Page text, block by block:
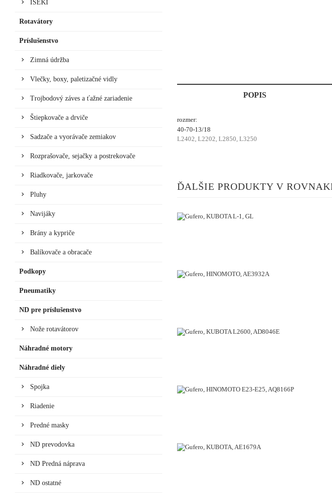
ISEKI
Rotavátory
Príslušenstvo
Zimná údržba
Vlečky, boxy, paletizačné vidly
Trojbodový záves a ťažné zariadenie
Štiepkovače a drviče
Sadzače a vyorávače zemiakov
Rozprašovače, sejačky a postrekovače
Riadkovače, jarkovače
Pluhy
Navijáky
Brány a kypriče
Balíkovače a obracače
Podkopy
Pneumatiky
ND pre príslušenstvo
Nože rotavátorov
Náhradné motory
Náhradné diely
Spojka
Riadenie
Predné masky
ND prevodovka
ND Predná náprava
ND ostatné
POPIS
rozmer:
40-70-13/18
L2402, L2202, L2850, L3250
ĎALŠIE PRODUKTY V